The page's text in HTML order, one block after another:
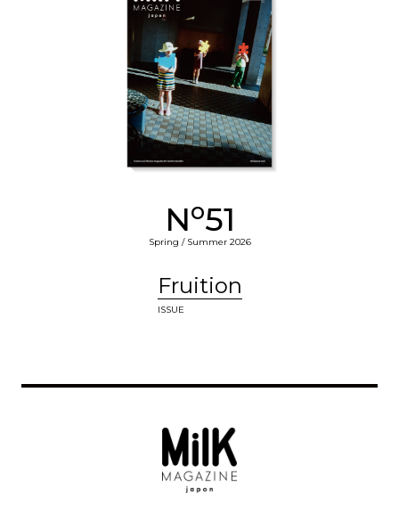
No51
Spring / Summer 2026
Fruition
ISSUE